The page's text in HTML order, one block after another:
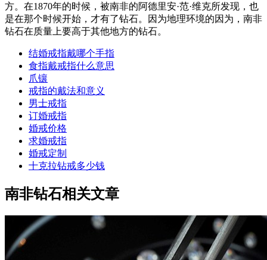
方。在1870年的时候，被南非的阿德里安·范·维克所发现，也
是在那个时候开始，才有了钻石。因为地理环境的因为，南非
钻石在质量上要高于其他地方的钻石。
结婚戒指戴哪个手指
食指戴戒指什么意思
爪镶
戒指的戴法和意义
男士戒指
订婚戒指
婚戒价格
求婚戒指
婚戒定制
十克拉钻戒多少钱
南非钻石相关文章